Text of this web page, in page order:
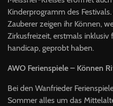
Kinderprogramm des
Zauberer zeigen ihr Können,
Zirkusfreizeit, erstmals
handicap, geprobt haben.
AWO Ferienspiele – Können
Bei den Wanfrieder
Sommer alles um das